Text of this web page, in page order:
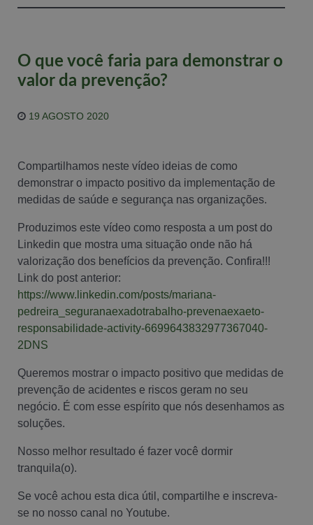
O que você faria para demonstrar o
valor da prevenção?
19 AGOSTO 2020
Compartilhamos neste vídeo ideias de como
demonstrar o impacto positivo da implementação de
medidas de saúde e segurança nas organizações.
Produzimos este vídeo como resposta a um post do
Linkedin que mostra uma situação onde não há
valorização dos benefícios da prevenção. Confira!!!
Link do post anterior:
https://www.linkedin.com/posts/mariana-
pedreira_seguranaexadotrabalho-prevenaexaeto-
responsabilidade-activity-6699643832977367040-
2DNS
Queremos mostrar o impacto positivo que medidas de
prevenção de acidentes e riscos geram no seu
negócio. É com esse espírito que nós desenhamos as
soluções.
Nosso melhor resultado é fazer você dormir
tranquila(o).
Se você achou esta dica útil, compartilhe e inscreva-
se no nosso canal no Youtube.